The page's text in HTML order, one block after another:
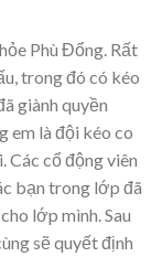
Phù Đổng. Rất
trong đó có kéo
giành quyền
em là đội kéo co
Các cổ động viên
bạn trong lớp đã
lớp mình. Sau
sẽ quyết định